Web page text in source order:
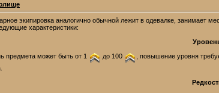
экипировка аналогично обычной лежит в одевалке, занимает
характеристики:
предмета может быть от 1
до 100
, повышение уровня